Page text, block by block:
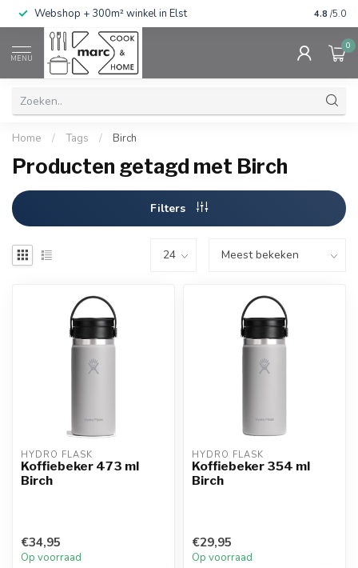
Webshop + 300m² winkel in Elst Gratis
4.8 /5.0
MENU
0
Home / Tags / Birch
Producten getagd met Birch
Filters
HYDRO FLASK
Koffiebeker 473 ml
Birch
€34,95
Op voorraad
HYDRO FLASK
Koffiebeker 354 ml
Birch
€29,95
Op voorraad